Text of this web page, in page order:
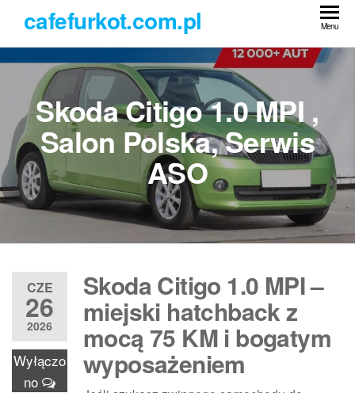
treści
cafefurkot.com.pl Menu
Skoda Citigo 1.0 MPI ,
Salon Polska, Serwis
ASO
CZE
26
2026
Wyłączo
no
Skoda Citigo 1.0 MPI –
miejski hatchback z
mocą 75 KM i bogatym
wyposażeniem